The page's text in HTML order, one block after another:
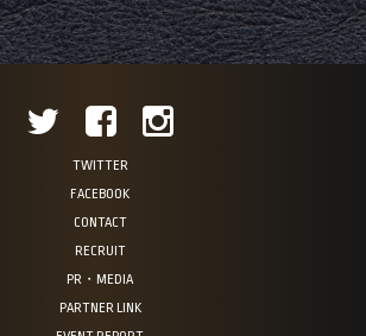
TWITTER
FACEBOOK
CONTACT
RECRUIT
PR・MEDIA
PARTNER LINK